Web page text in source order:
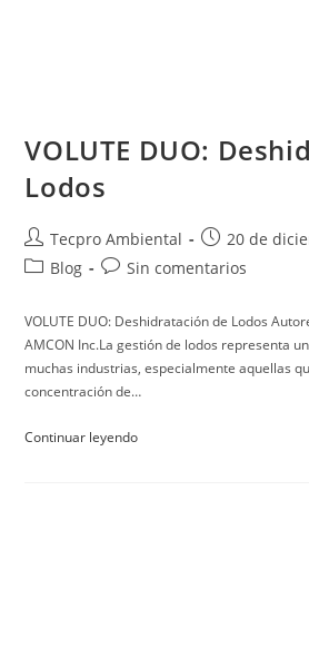
VOLUTE DUO:
Lodos
Tecpro Ambiental
20 de
Blog
Sin comentarios
VOLUTE DUO: Deshidratación de Lodos
AMCON Inc.La gestión de lodos representa
muchas industrias, especialmente aquellas
concentración de…
Continuar leyendo